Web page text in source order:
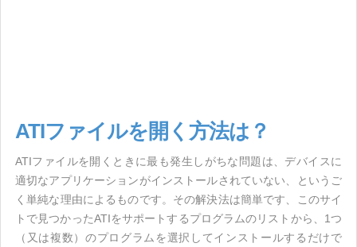
ATIファイルを開く方法は？
ATIファイルを開くときに最も発生しがちな問題は、デバイスに
適切なアプリケーションがインストールされていない、というご
く単純な理由によるものです。その解決法は簡単です、このサイ
トで見つかったATIをサポートするプログラムのリストから、1つ
（又は複数）のプログラムを選択してインストールするだけで